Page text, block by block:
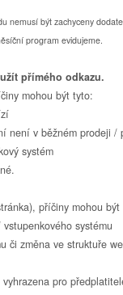
nemusí být zachyceny
program evidujeme.
přímého odkazu.
mohou být tyto:
není v běžném prodeji /
systém
příčiny mohou
systému
či změna ve struktuře
pro